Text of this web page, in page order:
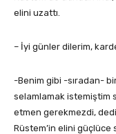
elini uzattı.
– İyi günler dilerim,
-Benim gibi -sıradan-
selamlamak istemiştim
etmen gerekmezdi,
Rüstem’in elini güçlüce